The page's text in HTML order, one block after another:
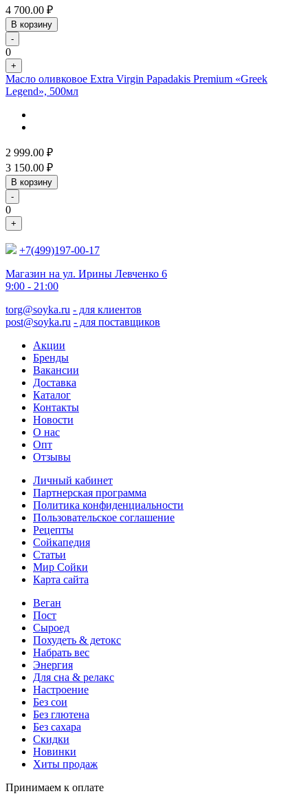
4 700.00 ₽
В корзину
-
0
+
Масло оливковое Extra Virgin Papadakis Premium «Greek
Legend», 500мл
2 999.00 ₽
3 150.00 ₽
В корзину
-
0
+
+7(499)197-00-17
Магазин на ул. Ирины Левченко 6
9:00 - 21:00
torg@soyka.ru - для клиентов
post@soyka.ru - для поставщиков
Акции
Бренды
Вакансии
Доставка
Каталог
Контакты
Новости
О нас
Опт
Отзывы
Личный кабинет
Партнерская программа
Политика конфиденциальности
Пользовательское соглашение
Рецепты
Сойкапедия
Статьи
Мир Сойки
Карта сайта
Веган
Пост
Сыроед
Похудеть & детокс
Набрать вес
Энергия
Для сна & релакс
Настроение
Без сои
Без глютена
Без сахара
Скидки
Новинки
Хиты продаж
Принимаем к оплате